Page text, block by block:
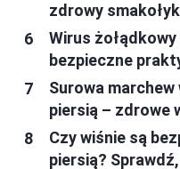
zdrowy
Wirus
bezpieczne
Surowa
piersią – zdrowe
Czy wiśnie są
piersią?